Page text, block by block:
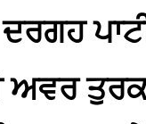
ਦਰਗਹ
ਅਵਰ